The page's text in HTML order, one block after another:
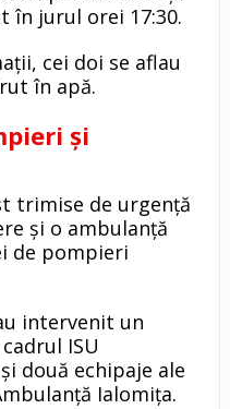
în jurul orei 17:30.
cei doi se aflau
în apă.
și
trimise de urgență
și o ambulanță
de pompieri
intervenit un
ISU
două echipaje ale
Ialomița.